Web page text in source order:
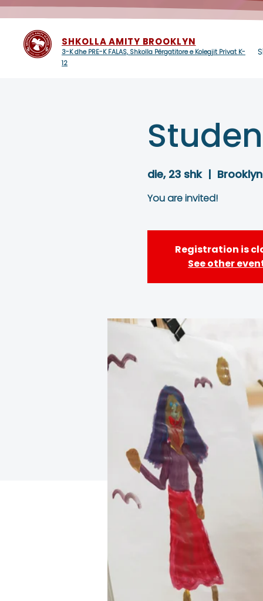
SHKOLLA AMITY BROOKLYN
3-K dhe PRE-K FALAS, Shkolla Përgatitore e Kolegjit Privat K-
12
die, 23 shk
  |
You are invited!
Registration is
See other